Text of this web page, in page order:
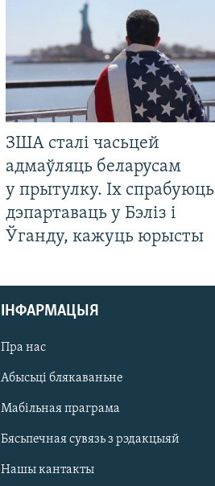
ЗША сталі часьцей
адмаўляць беларусам
у прытулку. Іх спрабуюць
дэпартаваць у Бэліз і
Ўганду, кажуць юрысты
ІНФАРМАЦЫЯ
Пра нас
Абысьці блякаваньне
Мабільная праграма
Бясьпечная сувязь з рэдакцыяй
Нашы кантакты